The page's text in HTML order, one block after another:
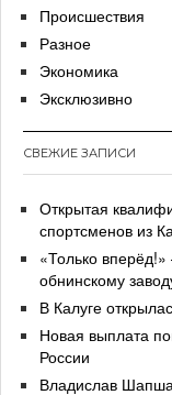
Происшествия
Разное
Экономика
Эксклюзивно
СВЕЖИЕ ЗАПИСИ
Открытая
спортсменов из
«Только
обнинскому
В Калуге
Новая выплата
России
Владислав Шапша